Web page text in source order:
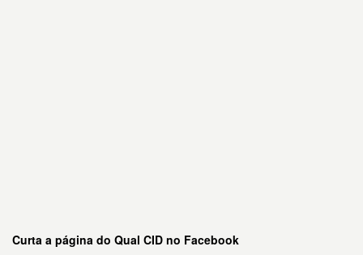
Curta a página do Qual CID no Facebook